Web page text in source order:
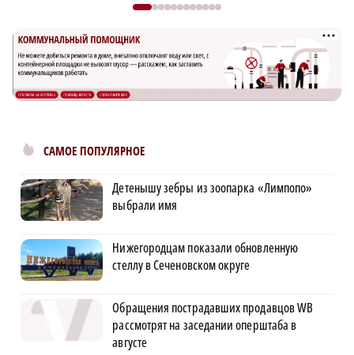
САМОЕ ПОПУЛЯРНОЕ
Детенышу зебры из зоопарка «Лимпопо»
выбрали имя
Нижегородцам показали обновленную
стеллу в Сеченовском округе
Обращения пострадавших продавцов WB
рассмотрят на заседании оперштаба в
августе